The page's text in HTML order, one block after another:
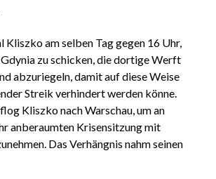
Kliszko am selben Tag gegen 16 Uhr,
zu schicken, die dortige Werft
abzuriegeln, damit auf diese Weise
Streik verhindert werden könne.
Kliszko nach Warschau, um an
anberaumten Krisensitzung mit
Das Verhängnis nahm seinen